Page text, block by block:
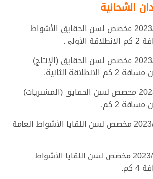
الشحانية
1. يوم السبت 2023/9/2 مخصص لسن الحقايق الأشواط
2. يوم السبت 2023/9/2 مخصص لسن الحقايق (الإنتاج)
الثانية.
3. يوم الأحد 2023/9/3 مخصص لسن الحقايق (المشتريات)
2 كم.
4. يوم الإثنين 2023/9/4 مخصص لسن اللقايا الأشواط العامة
5. يوم الثلاثاء 2023/9/5 مخصص لسن اللقايا الأشواط